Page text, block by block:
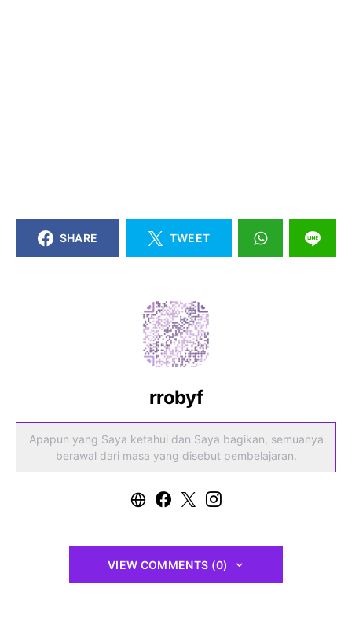
SHARE TWEET
rrobyf
Apapun yang Saya ketahui dan Saya bagikan, semuanya
berawal dari masa yang disebut pembelajaran.
VIEW COMMENTS (0)